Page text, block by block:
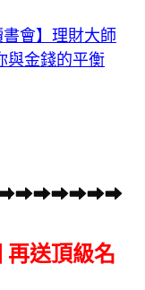
會】理財大師
與金錢的平衡
再送頂級名